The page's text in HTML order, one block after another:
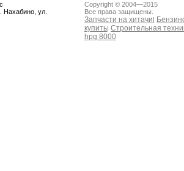
Copyright © 2004—2015
Все права защищены.
Запчасти на хитачи|
купить| Строительная
hpg 8000
Нахабино, ул.